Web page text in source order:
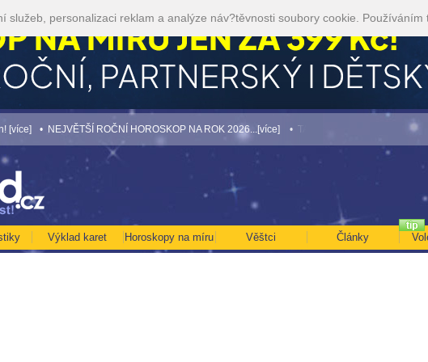
Výklad karet Horoskopy na míru Věštci Články
• NEJVĚTŠÍ ROČNÍ HOROSKOP NA ROK 2026...[více] • TAROT NA SRPEN ZA 49,-KČ... [více]
služeb, personalizaci reklam a analýze náv?těvnosti soubory cookie. Používáním